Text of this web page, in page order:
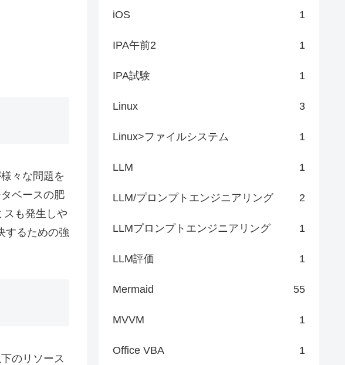
々な問題を
ベースの肥
スも発生しや
するための強
のリソース
iOS 1
IPA午前2 1
IPA試験 1
Linux 3
Linux>ファイルシステム 1
LLM 1
LLM/プロンプトエンジニアリング 2
LLMプロンプトエンジニアリング 1
LLM評価 1
Mermaid 55
MVVM 1
Office VBA 1